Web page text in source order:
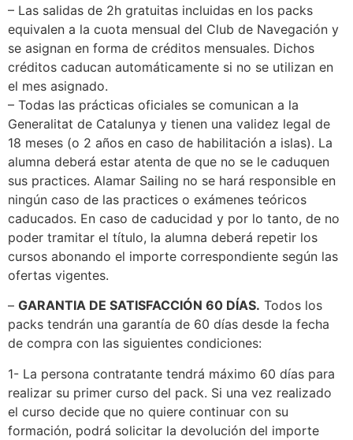
– Las salidas de 2h gratuitas incluidas en los packs
equivalen a la cuota mensual del Club de Navegación y
se asignan en forma de créditos mensuales. Dichos
créditos caducan automáticamente si no se utilizan en
el mes asignado.
– Todas las prácticas oficiales se comunican a la
Generalitat de Catalunya y tienen una validez legal de
18 meses (o 2 años en caso de habilitación a islas). La
alumna deberá estar atenta de que no se le caduquen
sus practices. Alamar Sailing no se hará responsible en
ningún caso de las practices o exámenes teóricos
caducados. En caso de caducidad y por lo tanto, de no
poder tramitar el título, la alumna deberá repetir los
cursos abonando el importe correspondiente según las
ofertas vigentes.
– GARANTIA DE SATISFACCIÓN 60 DÍAS. Todos los
packs tendrán una garantía de 60 días desde la fecha
de compra con las siguientes condiciones:
1- La persona contratante tendrá máximo 60 días para
realizar su primer curso del pack. Si una vez realizado
el curso decide que no quiere continuar con su
formación, podrá solicitar la devolución del importe